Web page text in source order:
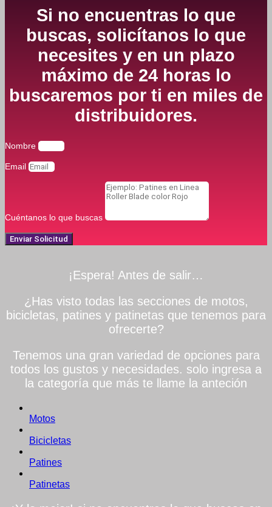
Si no encuentras lo que
buscas, solicítanos lo que
necesites y en un plazo
máximo de 24 horas lo
buscaremos por ti en miles de
distribuidores.
Nombre
Email
Cuéntanos lo que buscas
Enviar Solicitud
¡Espera! Antes de salir…
¿Has visto todas las secciones de motos,
bicicletas, patines y patinetas que tenemos para
ofrecerte?
Tenemos una gran variedad de opciones para
todos los gustos y necesidades. solo ingresa a
la categoría que más te llame la anteción
Motos
Bicicletas
Patines
Patinetas